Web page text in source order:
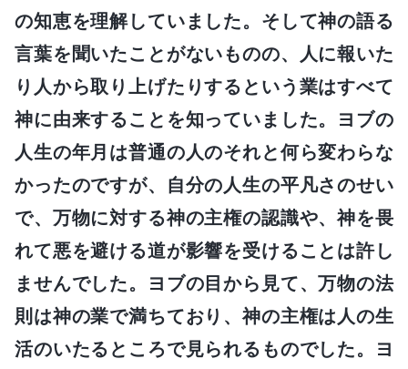
の知恵を理解していました。そして神の語る
言葉を聞いたことがないものの、人に報いた
り人から取り上げたりするという業はすべて
神に由来することを知っていました。ヨブの
人生の年月は普通の人のそれと何ら変わらな
かったのですが、自分の人生の平凡さのせい
で、万物に対する神の主権の認識や、神を畏
れて悪を避ける道が影響を受けることは許し
ませんでした。ヨブの目から見て、万物の法
則は神の業で満ちており、神の主権は人の生
活のいたるところで見られるものでした。ヨ